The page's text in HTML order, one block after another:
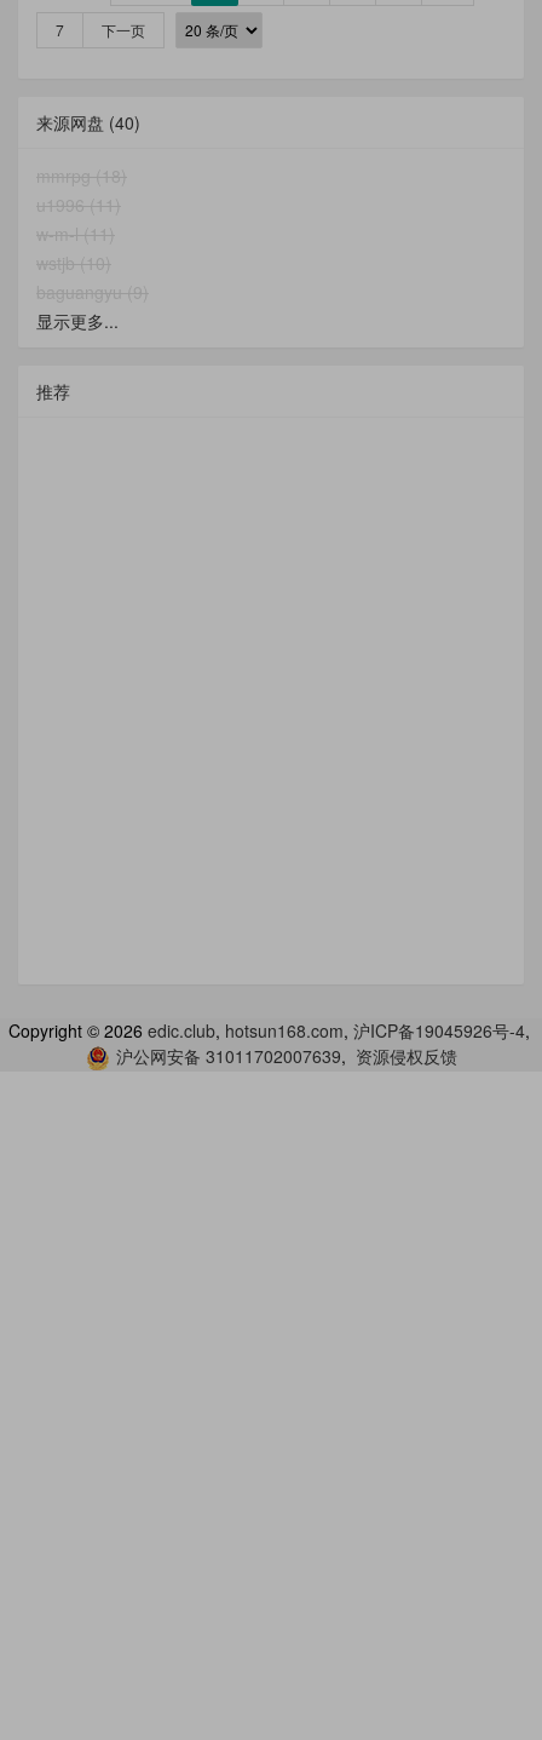
7 下一页
来源网盘 (40)
mmrpg (18)
u1996 (11)
w-m-l (11)
wstjb (10)
baguangyu (9)
显示更多...
推荐
Copyright © 2026 edic.club, hotsun168.com, 沪ICP备19045926号-4,
沪公网安备 31011702007639, 资源侵权反馈